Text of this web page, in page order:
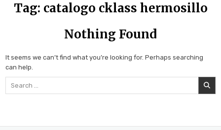
Tag: catalogo cklass hermosillo
Nothing Found
It seems we can’t find what you’re looking for. Perhaps searching
can help.